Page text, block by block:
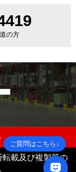
の方
載及び複製等の
ご質問はこちら↓